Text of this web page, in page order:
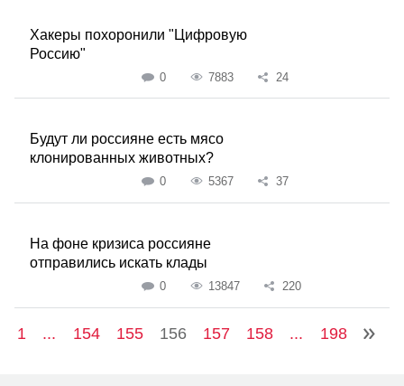
Хакеры похоронили "Цифровую
Россию"
0 7883 24
Будут ли россияне есть мясо
клонированных животных?
0 5367 37
На фоне кризиса россияне
отправились искать клады
0 13847 220
1 ... 154 155 156 157 158 ... 198